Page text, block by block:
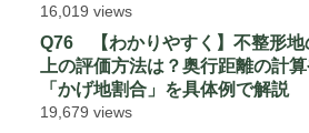
16,019 views
Q76 【わかりやすく】不整形地
上の評価方法は？奥行距離の計
「かげ地割合」を具体例で解説
19,679 views